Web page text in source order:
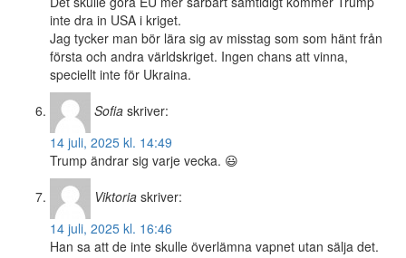
inte dra in USA i kriget.
Jag tycker man bör lära sig av misstag som som hänt från
första och andra världskriget. Ingen chans att vinna,
speciellt inte för Ukraina.
Sofia skriver:
14 juli, 2025 kl. 14:49
Trump ändrar sig varje vecka. 😃
Viktoria skriver:
14 juli, 2025 kl. 16:46
Han sa att de inte skulle överlämna vapnet utan sälja det.